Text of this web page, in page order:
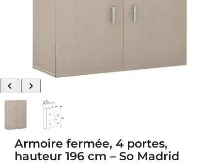
 
Armoire fermée, 4 portes,
hauteur 196 cm – So Madrid